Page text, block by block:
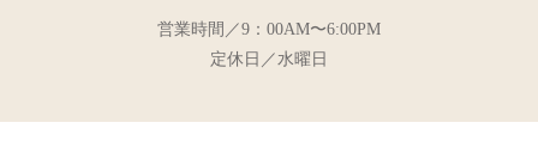
営業時間／9：00AM〜6:00PM
定休日／水曜日